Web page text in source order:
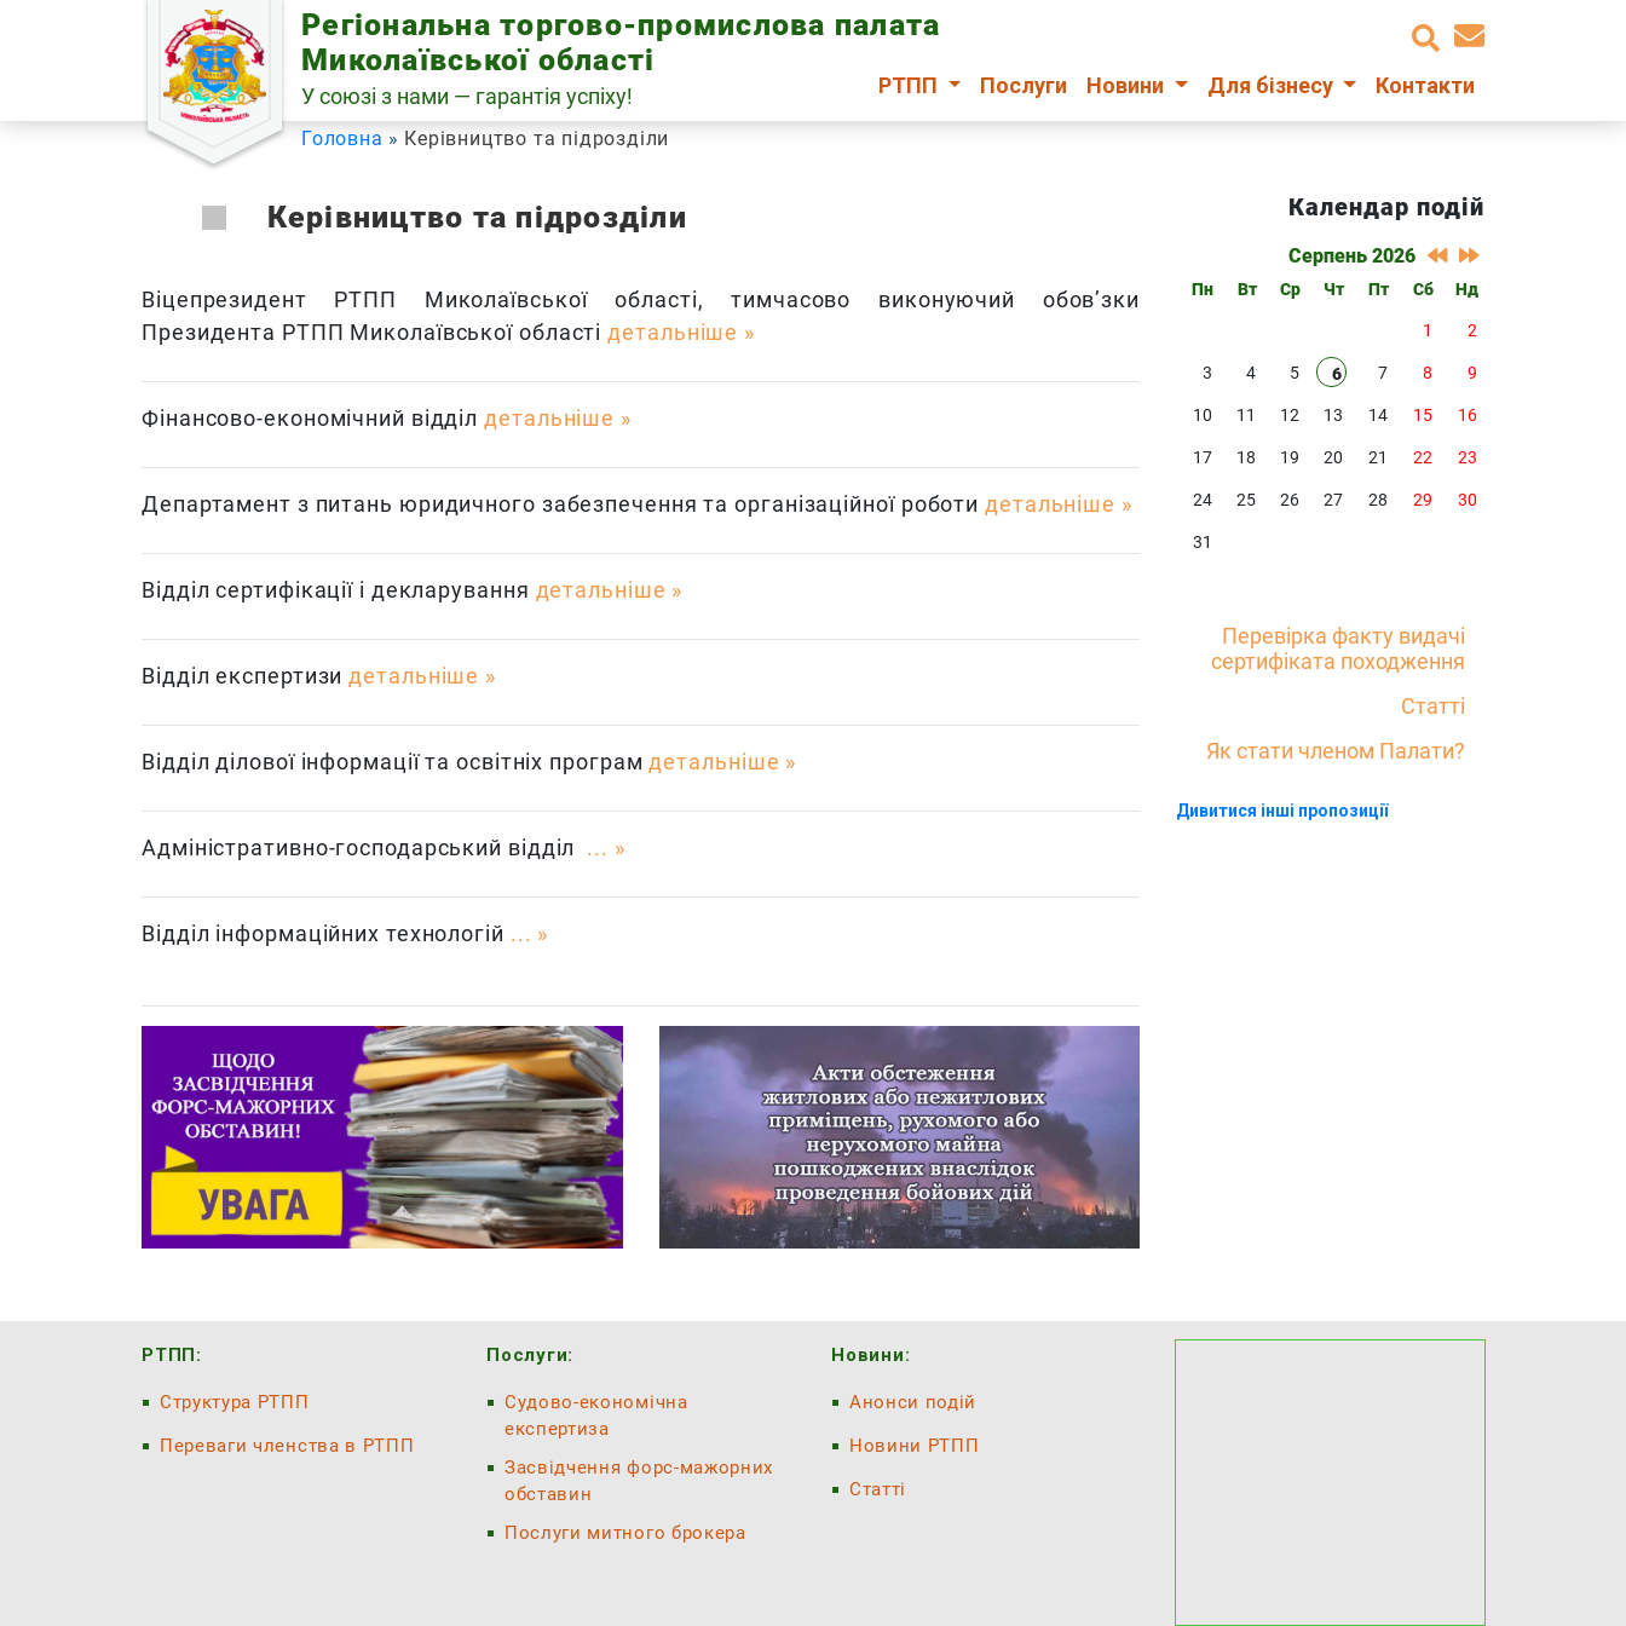
Регіональна торгово-промислова палата
Миколаївської області
У союзі з нами — гарантія успіху! РТПП Послуги Новини Для бізнесу Контакти
Головна Керівництво та підрозділи
Керівництво та підрозділи
Віцепрезидент РТПП Миколаївської області, тимчасово виконуючий обов’зки
Президента РТПП Миколаївської областідетальніше
Фінансово-економічний відділдетальніше
Департамент з питань юридичного забезпечення та організаційної роботидетальніше
Відділ сертифікації і декларування детальніше
Відділ експертизидетальніше
Відділ ділової інформації та освітніх програмдетальніше
Адміністративно-господарський відділ ...
Відділ інформаційних технологій ...
Календар подій
Серпень 2026
Пн Вт Ср Чт Пт Сб Нд
1 2
3 4 5 6 7 8 9
10 11 12 13 14 15 16
17 18 19 20 21 22 23
24 25 26 27 28 29 30
31
Перевірка факту видачі
сертифіката походження
Статті
Як стати членом Палати?
Дивитися інші пропозиції
РТПП:
Структура РТПП
Переваги членства в РТПП
Послуги:
Судово-економічна
експертиза
Засвідчення форс-мажорних
обставин
Послуги митного брокера
Новини:
Анонси подій
Новини РТПП
Статті